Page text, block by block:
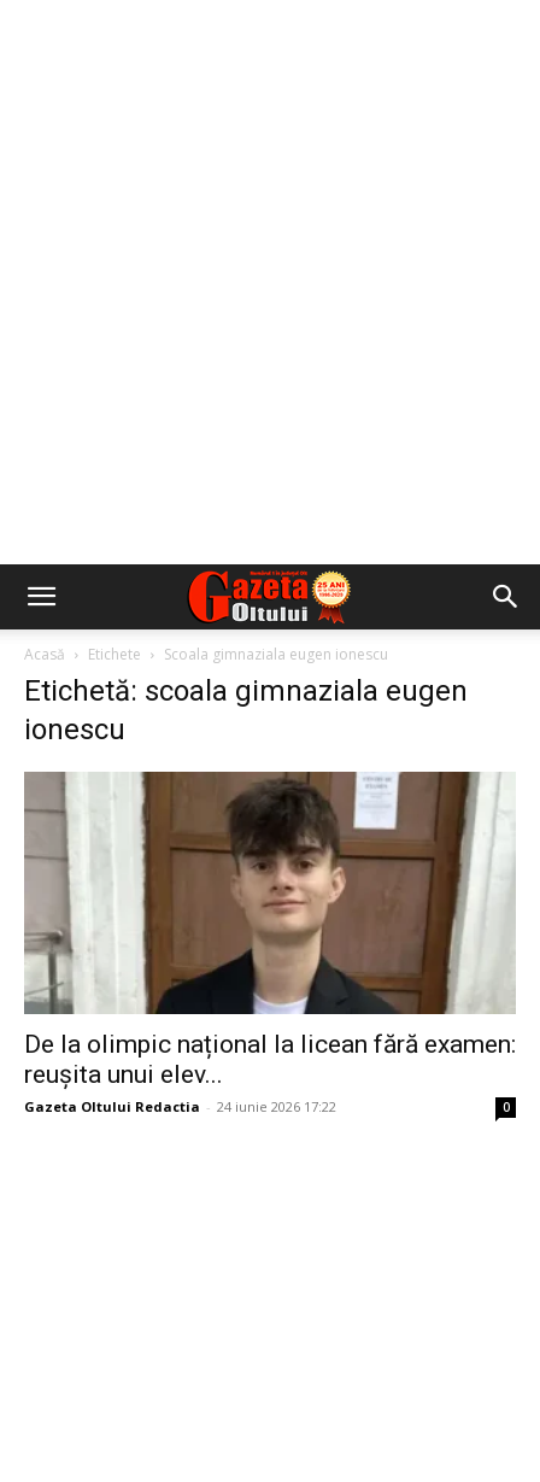
Acasă Etichete Scoala gimnaziala eugen ionescu
Etichetă: scoala gimnaziala eugen
ionescu
De la olimpic național la licean fără examen:
reușita unui elev...
Gazeta Oltului Redactia - 24 iunie 2026 17:22 0